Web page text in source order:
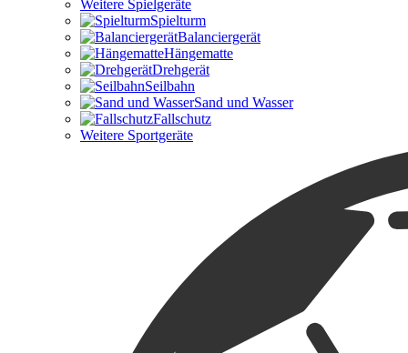
Weitere Spielgeräte
Spielturm
Balanciergerät
Hängematte
Drehgerät
Seilbahn
Sand und Wasser
Fallschutz
Weitere Sportgeräte